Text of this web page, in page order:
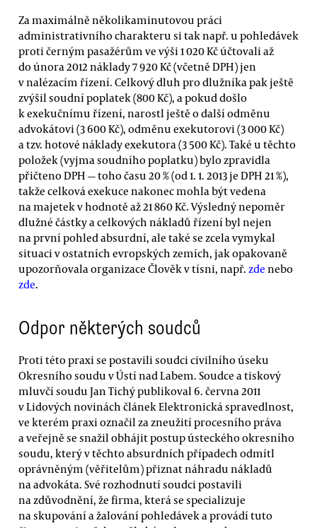
Za maximálně několikaminutovou práci
administrativního charakteru si tak např. u pohledávek
proti černým pasažérům ve výši 1 020 Kč účtovali až
do února 2012 náklady 7 920 Kč (včetně DPH) jen
v nalézacím řízení. Celkový dluh pro dlužníka pak ještě
zvýšil soudní poplatek (800 Kč), a pokud došlo
k exekučnímu řízení, narostl ještě o další odměnu
advokátovi (3 600 Kč), odměnu exekutorovi (3 000 Kč)
a tzv. hotové náklady exekutora (3 500 Kč). Také u těchto
položek (vyjma soudního poplatku) bylo zpravidla
přičteno DPH — toho času 20 % (od 1. 1. 2013 je DPH 21 %),
takže celková exekuce nakonec mohla být vedena
na majetek v hodnotě až 21 860 Kč. Výsledný nepoměr
dlužné částky a celkových nákladů řízení byl nejen
na první pohled absurdní, ale také se zcela vymykal
situaci v ostatních evropských zemích, jak opakovaně
upozorňovala organizace Člověk v tísni, např. zde nebo
zde.
Odpor některých soudců
Proti této praxi se postavili soudci civilního úseku
Okresního soudu v Ústí nad Labem. Soudce a tiskový
mluvčí soudu Jan Tichý publikoval 6. června 2011
v Lidových novinách článek Elektronická spravedlnost,
ve kterém praxi označil za zneužití procesního práva
a veřejně se snažil obhájit postup ústeckého okresního
soudu, který v těchto absurdních případech odmítl
oprávněným (věřitelům) přiznat náhradu nákladů
na advokáta. Své rozhodnutí soudci postavili
na zdůvodnění, že firma, která se specializuje
na skupování a žalování pohledávek a provádí tuto